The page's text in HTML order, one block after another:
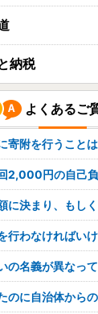
納税
よくあるご
寄附を行うこと
2,000円の自己
に決まり、もし
行わなければい
の名義が異なっ
のに自治体から